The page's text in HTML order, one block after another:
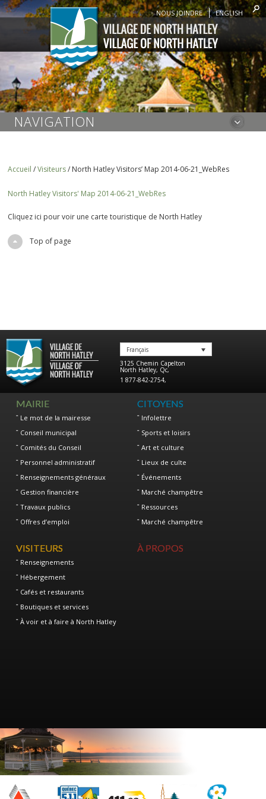
NOUS JOINDRE ENGLISH
NAVIGATION
Accueil /Visiteurs/ North Hatley Visitors’ Map 2014-06-21_WebRes
North Hatley Visitors' Map 2014-06-21_WebRes
Cliquez ici pour voir une carte touristique de North Hatley
Top of page
Français
3125 Chemin Capelton
North Hatley, Qc,
1 877-842-2754,
MAIRIE
Le mot de la mairesse
Conseil municipal
Comités du Conseil
Personnel administratif
Renseignements généraux
Gestion financière
Travaux publics
Offres d’emploi
CITOYENS
Infolettre
Sports et loisirs
Art et culture
Lieux de culte
Événements
Marché champêtre
Ressources
Marché champêtre
VISITEURS
Renseignements
Hébergement
Cafés et restaurants
Boutiques et services
À voir et à faire à North Hatley
À PROPOS